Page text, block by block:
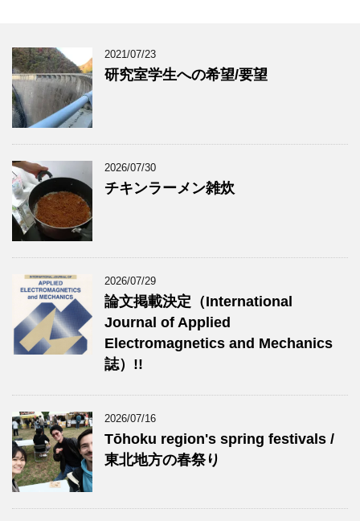
2021/07/23
研究室学生への希望/要望
2026/07/30
チキンラーメン雑炊
2026/07/29
論文掲載決定（International
Journal of Applied
Electromagnetics and Mechanics
誌）!!
2026/07/16
Tōhoku region's spring festivals /
東北地方の春祭り